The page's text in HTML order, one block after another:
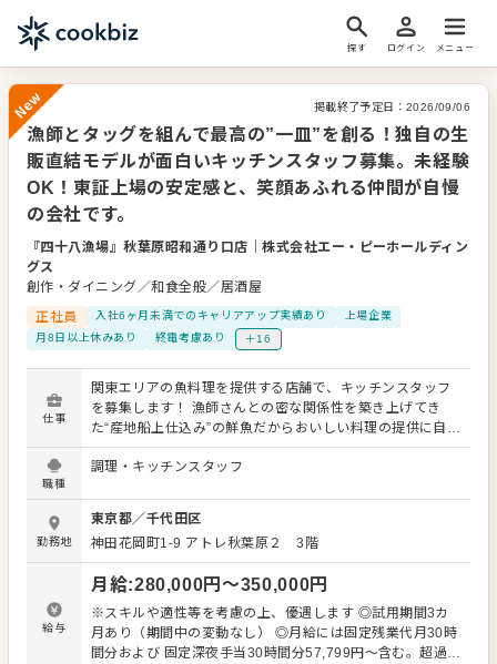
探す ログイン メニュー
New
掲載終了予定日： 2026/09/06
漁師とタッグを組んで最高の”一皿”を創る！独自の生
販直結モデルが面白いキッチンスタッフ募集。未経験
OK！東証上場の安定感と、笑顔あふれる仲間が自慢
の会社です。
『四十八漁場』秋葉原昭和通り口店 ｜株式会社エー・ピーホールディン
グス
創作・ダイニング／和食全般／居酒屋
正社員
入社6ヶ月未満でのキャリアアップ実績あり
上場企業
月8日以上休みあり
終電考慮あり ＋16
仕事
関東エリアの魚料理を提供する店舗で、キッチンスタッフ
を募集します！ 漁師さんとの密な関係性を築き上げてき
た“産地船上仕込み”の鮮魚だからおいしい料理の提供に自信
あり。 仕込みや調理などキッチン業務をお願いします。 ■
体験型の店舗を展開 株式会社エー・ピーホールディングス
CREATIVE FIRM」を目指しています。 胃袋を満たすため
だけの目的型店舗ではなく、サービスや空間、さらに料理
の素材についてのストーリー性などをそこにプラスし、お
腹を満たすだけではなく、食事を通して非現実的な空間を
味わっていただく体験型の店舗として運営をおこなってい
ます。 ■ストーリー性のある料理を提供 魚業態であれば漁
師さん、鶏業態であれば地鶏や野菜の農家さんなど、それ
ぞれの生産者さんとの密な関係性を築いていることが当社
職種
調理・キッチンスタッフ
勤務地
東京都／千代田区
神田花岡町1-9 アトレ秋葉原２ 3階
給与
月給:280,000円〜350,000円
※スキルや適性等を考慮の上、優遇します ◎試用期間3カ
月あり（期間中の変動なし） ◎月給には固定残業代月30時
間分および 固定深夜手当30時間分57,799円～含む。超過分